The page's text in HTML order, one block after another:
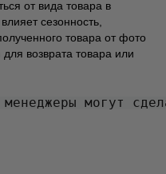
от вида товара в
сезонность,
товара от фото
возврата товара или
могут